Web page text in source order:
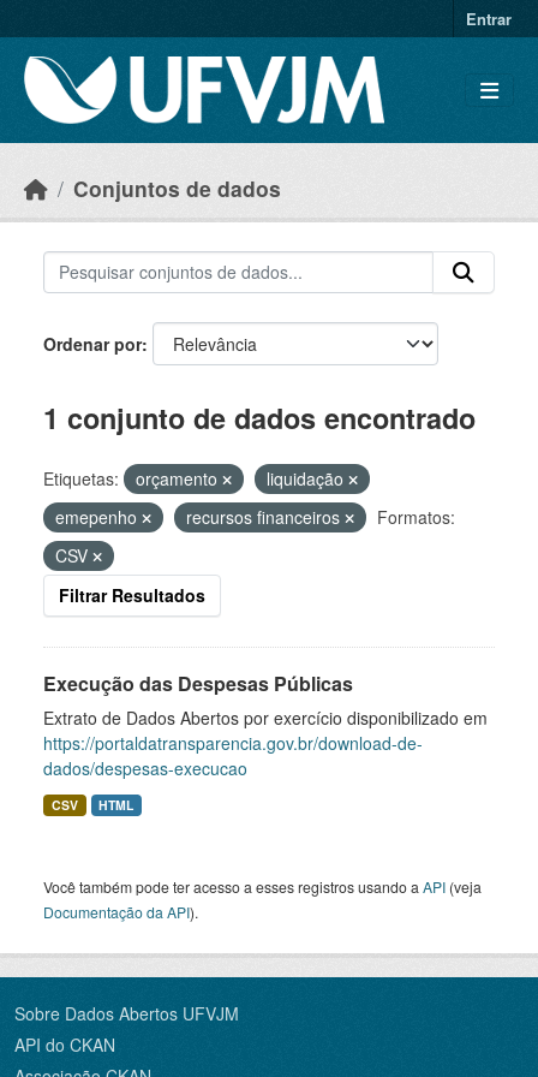
Entrar
Conjuntos de dados
Ordenar por
1 conjunto de dados encontrado
Etiquetas: orçamento
liquidação
emepenho
recursos financeiros
Formatos:
CSV
Filtrar Resultados
Execução das Despesas Públicas
Extrato de Dados Abertos por exercício disponibilizado em
https://portaldatransparencia.gov.br/download-de-
dados/despesas-execucao
CSV HTML
Você também pode ter acesso a esses registros usando a API (veja
Documentação da API).
Sobre Dados Abertos UFVJM
API do CKAN